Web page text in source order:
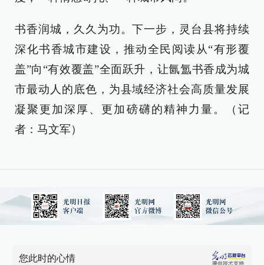
书香润城，久久为功。下一步，灵台县将持续
深化书香城市建设，推动全民阅读从“有形覆
盖”向“有效覆盖”全面跃升，让氤氲书香成为城
市最动人的底色，为县域经济社会高质量发展
凝聚更加深厚、更加磅礴的精神力量。（记
者：马文军）
您此时的心情